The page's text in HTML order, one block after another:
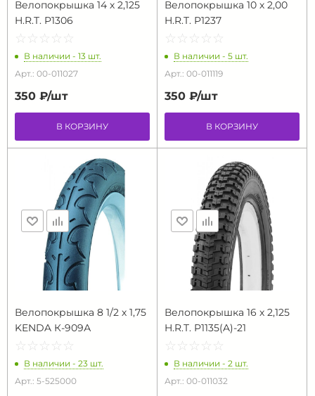
Велопокрышка 14 х 2,125
H.R.T. P1306
☆ ☆ ☆ ☆ ☆
★ ★ ★ ★ ★
В наличии - 13 шт.
Арт.: 00-011027
350 ₽/шт
В КОРЗИНУ
Велопокрышка 10 х 2,00
H.R.T. P1237
☆ ☆ ☆ ☆ ☆
★ ★ ★ ★ ★
В наличии - 5 шт.
Арт.: 00-011119
350 ₽/шт
В КОРЗИНУ
Велопокрышка 8 1/2 х 1,75
KENDA К-909А
☆ ☆ ☆ ☆ ☆
★ ★ ★ ★ ★
В наличии - 23 шт.
Арт.: 5-525000
Велопокрышка 16 х 2,125
H.R.T. P1135(A)-21
☆ ☆ ☆ ☆ ☆
★ ★ ★ ★ ★
В наличии - 2 шт.
Арт.: 00-011032